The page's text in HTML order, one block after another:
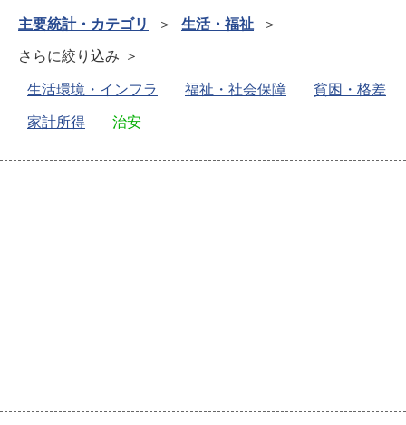
主要統計・カテゴリ
＞ 生活・福祉 ＞
さらに絞り込み ＞
生活環境・インフラ
福祉・社会保障
貧困・格差
家計所得
治安